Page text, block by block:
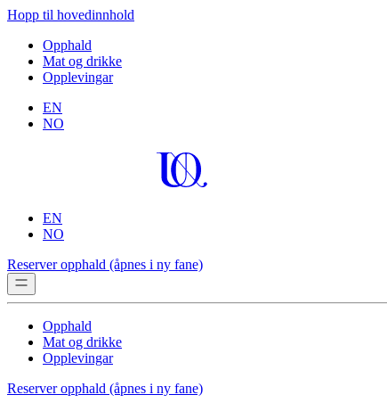
Hopp til hovedinnhold
Opphald
Mat og drikke
Opplevingar
EN
NO
EN
NO
Reserver opphald (åpnes i ny fane)
Opphald
Mat og drikke
Opplevingar
Reserver opphald (åpnes i ny fane)